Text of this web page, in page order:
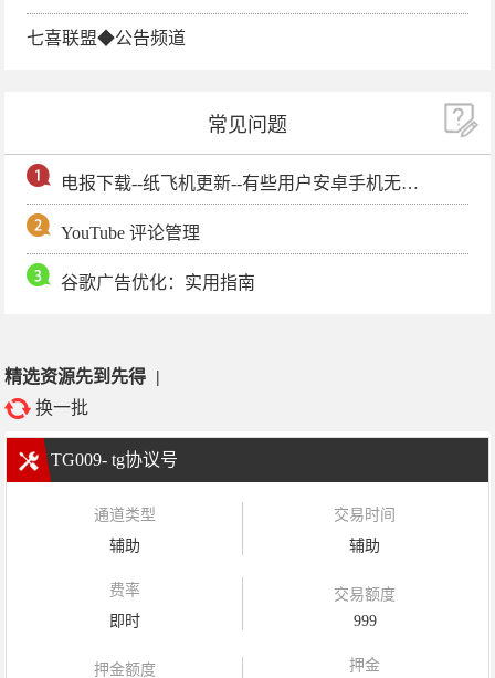
七喜联盟◆公告频道
常见问题
电报下载--纸飞机更新--有些用户安卓手机无法更新电报软件
YouTube 评论管理
谷歌广告优化：实用指南
精选资源先到先得 |
换一批
TG009- tg协议号
通道类型
辅助
交易时间
辅助
费率
即时
交易额度
999
押金额度
押金